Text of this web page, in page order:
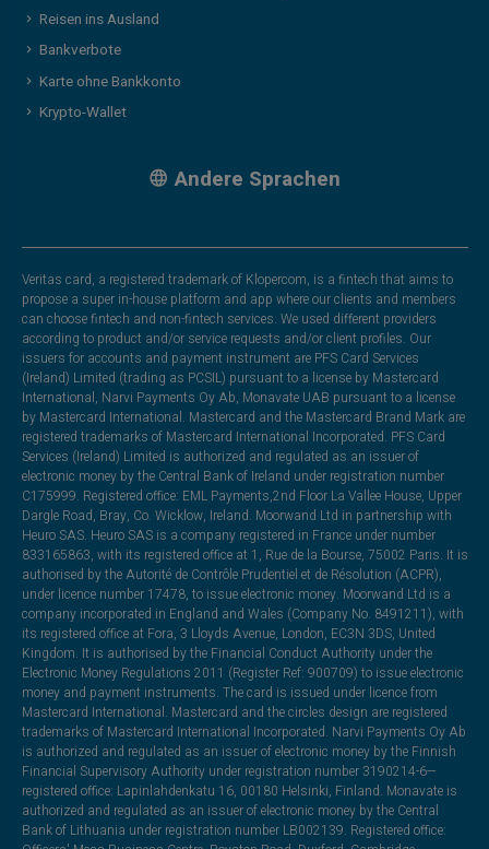
Reisen ins Ausland
Bankverbote
Karte ohne Bankkonto
Krypto-Wallet
Andere Sprachen
Veritas card, a registered trademark of Klopercom, is a fintech that aims to
propose a super in-house platform and app where our clients and members
can choose fintech and non-fintech services. We used different providers
according to product and/or service requests and/or client profiles. Our
issuers for accounts and payment instrument are PFS Card Services
(Ireland) Limited (trading as PCSIL) pursuant to a license by Mastercard
International, Narvi Payments Oy Ab, Monavate UAB pursuant to a license
by Mastercard International. Mastercard and the Mastercard Brand Mark are
registered trademarks of Mastercard International Incorporated. PFS Card
Services (Ireland) Limited is authorized and regulated as an issuer of
electronic money by the Central Bank of Ireland under registration number
C175999. Registered office: EML Payments,2nd Floor La Vallee House, Upper
Dargle Road, Bray, Co. Wicklow, Ireland. Moorwand Ltd in partnership with
Heuro SAS. Heuro SAS is a company registered in France under number
833165863, with its registered office at 1, Rue de la Bourse, 75002 Paris. It is
authorised by the Autorité de Contrôle Prudentiel et de Résolution (ACPR),
under licence number 17478, to issue electronic money. Moorwand Ltd is a
company incorporated in England and Wales (Company No. 8491211), with
its registered office at Fora, 3 Lloyds Avenue, London, EC3N 3DS, United
Kingdom. It is authorised by the Financial Conduct Authority under the
Electronic Money Regulations 2011 (Register Ref: 900709) to issue electronic
money and payment instruments. The card is issued under licence from
Mastercard International. Mastercard and the circles design are registered
trademarks of Mastercard International Incorporated. Narvi Payments Oy Ab
is authorized and regulated as an issuer of electronic money by the Finnish
Financial Supervisory Authority under registration number 3190214-6—
registered office: Lapinlahdenkatu 16, 00180 Helsinki, Finland. Monavate is
authorized and regulated as an issuer of electronic money by the Central
Bank of Lithuania under registration number LB002139. Registered office: